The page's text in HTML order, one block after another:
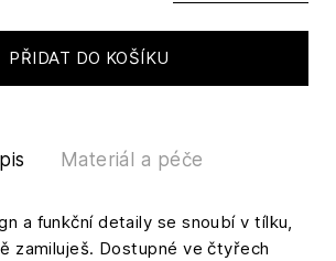
PŘIDAT DO KOŠÍKU
Materiál a péče
a funkční detaily se snoubí v tílku,
zamiluješ. Dostupné ve čtyřech